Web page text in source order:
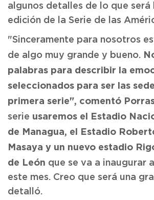
algunos detalles de lo que será
edición de la Serie de las
"Sinceramente para nosotros
de algo muy grande y bueno.
palabras para describir la
seleccionados para ser las
primera serie", comentó
serie usaremos el Estadio
de Managua, el Estadio
Masaya y un nuevo estadio
de León que se va a inaugurar
este mes. Creo que será una
detalló.